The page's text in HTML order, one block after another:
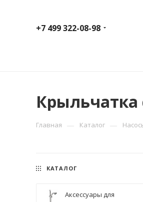
+7 499 322-08-98
Крыльчатка
Главная — Каталог —
КАТАЛОГ
Аксессуары для